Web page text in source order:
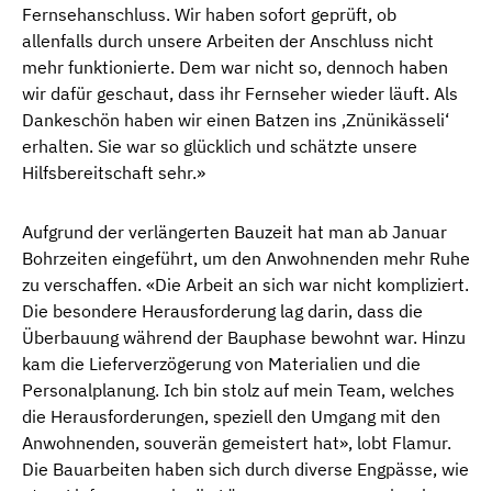
Fernsehanschluss. Wir haben sofort geprüft, ob
allenfalls durch unsere Arbeiten der Anschluss nicht
mehr funktionierte. Dem war nicht so, dennoch haben
wir dafür geschaut, dass ihr Fernseher wieder läuft. Als
Dankeschön haben wir einen Batzen ins ‚Znünikässeli‘
erhalten. Sie war so glücklich und schätzte unsere
Hilfsbereitschaft sehr.»
Aufgrund der verlängerten Bauzeit hat man ab Januar
Bohrzeiten eingeführt, um den Anwohnenden mehr Ruhe
zu verschaffen. «Die Arbeit an sich war nicht kompliziert.
Die besondere Herausforderung lag darin, dass die
Überbauung während der Bauphase bewohnt war. Hinzu
kam die Lieferverzögerung von Materialien und die
Personalplanung. Ich bin stolz auf mein Team, welches
die Herausforderungen, speziell den Umgang mit den
Anwohnenden, souverän gemeistert hat», lobt Flamur.
Die Bauarbeiten haben sich durch diverse Engpässe, wie